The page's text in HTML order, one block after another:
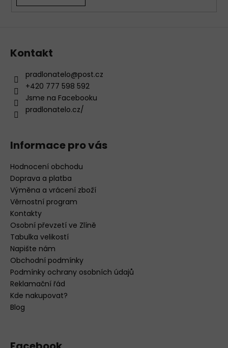
Kontakt
pradlonatelo@post.cz
+420 777 598 592
Jsme na Facebooku
pradlonatelo.cz/
Informace pro vás
Hodnocení obchodu
Doprava a platba
Výměna a vrácení zboží
Věrnostní program
Kontakty
Osobní převzetí ve Zlíně
Tabulka velikostí
Napište nám
Obchodní podmínky
Podmínky ochrany osobních údajů
Reklamační řád
Kde nakupovat?
Blog